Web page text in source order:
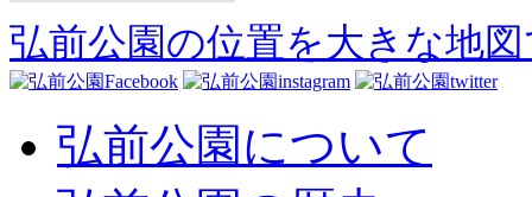
弘前公園の位置を大きな地
弘前公園について